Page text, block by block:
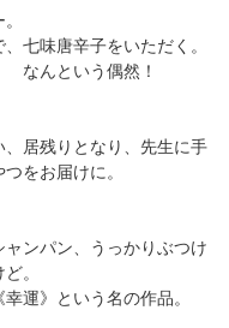
七味唐辛子をいただく。
なんという偶然！
居残りとなり、先生に手
をお届けに。
ンパン、うっかりぶつけ
。
運》という名の作品。